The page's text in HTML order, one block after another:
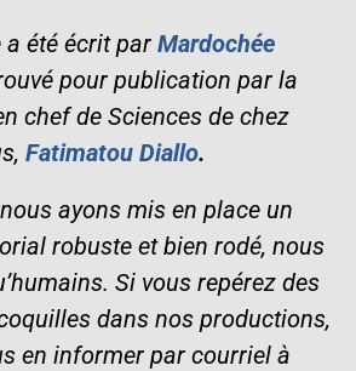
a été écrit par Mardochée
pour publication par la
chef de Sciences de chez
Fatimatou Diallo.
ayons mis en place un
robuste et bien rodé, nous
Si vous repérez des
dans nos productions,
en informer par courriel à